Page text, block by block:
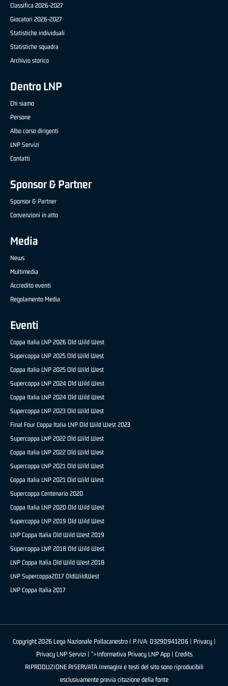
Classifica 2026-2027
Giocatori 2026-2027
Statistiche individuali
Statistiche squadra
Archivio storico
Dentro LNP
Chi siamo
Persone
Albo corso dirigenti
LNP Servizi
Contatti
Sponsor & Partner
Sponsor & Partner
Convenzioni in atto
Media
News
Multimedia
Accredito eventi
Regolamento Media
Eventi
Coppa Italia LNP 2026 Old Wild West
Supercoppa LNP 2025 Old Wild West
Coppa Italia LNP 2025 Old Wild West
Supercoppa LNP 2024 Old Wild West
Coppa Italia LNP 2024 Old Wild West
Supercoppa LNP 2023 Old Wild West
Final Four Coppa Italia LNP Old Wild West 2023
Supercoppa LNP 2022 Old Wild West
Coppa Italia LNP 2022 Old Wild West
Supercoppa LNP 2021 Old Wild West
Coppa Italia LNP 2021 Old Wild West
Supercoppa Centenario 2020
Coppa Italia LNP 2020 Old Wild West
Supercoppa LNP 2019 Old Wild West
LNP Coppa Italia Old Wild West 2019
Supercoppa LNP 2018 Old Wild West
LNP Coppa Italia Old Wild West 2018
LNP Supercoppa2017 OldWildWest
LNP Coppa Italia 2017
Copyright 2026 Lega Nazionale Pallacanestro | P.IVA: 03290941206 | Privacy|
Privacy LNP Servizi | ">Informativa Privacy LNP App | Credits
RIPRODUZIONE RISERVATA Immagini e testi del sito sono riproducibili
esclusivamente previa citazione della fonte